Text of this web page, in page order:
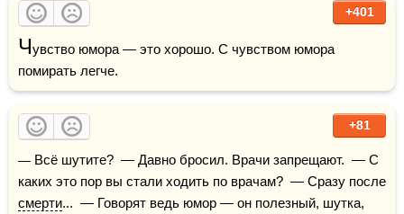
+401
Чувство юмора — это хорошо. С чувством юмора
помирать легче.
+81
— Всё шутите?  — Давно бросил. Врачи запрещают.  — С
смерти...  — Говорят ведь юмор — он полезный, шутка,